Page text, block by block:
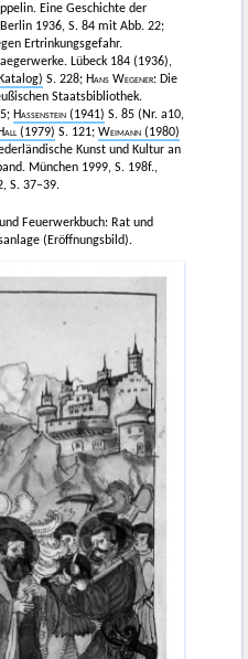
Eine Geschichte der
1936, S. 84 mit Abb. 22;
Ertrinkungsgefahr.
Lübeck 184 (1936),
S. 228; Hans Wegener: Die
Staatsbibliothek.
Hassenstein (1941) S. 85 (Nr. a10,
Hall(1979) S. 121; Weimann (1980)
Kunst und Kultur an
München 1999, S. 198f.,
S. 37–39.
Feuerwerkbuch: Rat und
(Eröffnungsbild).